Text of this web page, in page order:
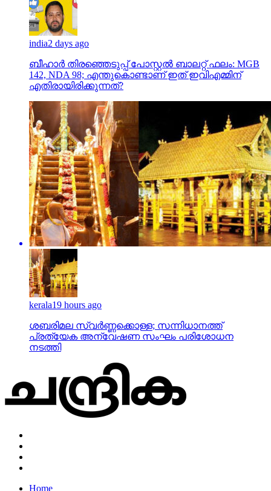
india2 days ago
ബീഹാർ തിരഞ്ഞെടുപ്പ് പോസ്റ്റൽ ബാലറ്റ് ഫലം: MGB
142, NDA 98; എന്തുകൊണ്ടാണ് ഇത് ഇവിഎമ്മിന്
എതിരായിരിക്കുന്നത്?
kerala19 hours ago
ശബരിമല സ്വര്‍ണ്ണക്കൊള്ള; സന്നിധാനത്ത്
പ്രത്യേക അന്വേഷണ സംഘം പരിശോധന
നടത്തി
Home